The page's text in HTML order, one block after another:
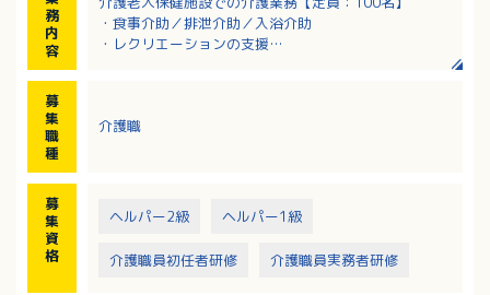
務
内
容
・食事介助／排泄介助／入浴介助
・レクリエーションの支援
※スタッフ40名で対応しています。
募
集
職
種
介護職
募
集
資
格
ヘルパー2級 ヘルパー1級
介護職員初任者研修 介護職員実務者研修